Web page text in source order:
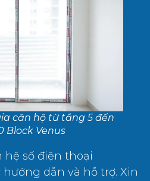
căn hộ từ tầng 5 đến
Block Venus
hệ số điện thoại
hướng dẫn và hỗ trợ. Xin